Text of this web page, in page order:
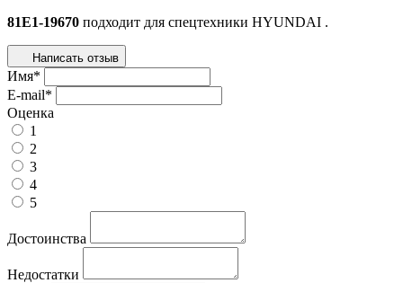
81E1-19670 подходит для спецтехники HYUNDAI .
Написать отзыв
Имя*
E-mail*
Оценка
1
2
3
4
5
Достоинства
Недостатки